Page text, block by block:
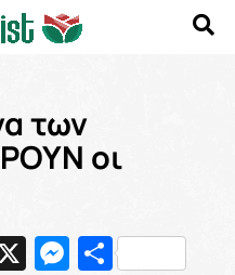
των
οι
X